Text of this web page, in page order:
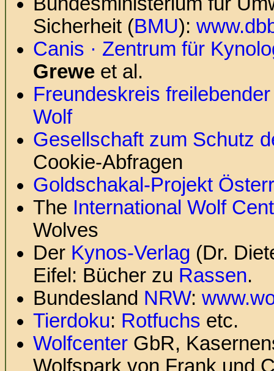
Sicherheit (BMU):
Canis · Zentrum für
Grewe et al.
Freundeskreis
Wolf
Gesellschaft zum Schutz
Cookie-Abfragen
Goldschakal-Projekt
The International Wolf
Wolves
Der Kynos-Verlag (Dr.
Eifel: Bücher zu Rassen.
Bundesland NRW:
Tierdoku: Rotfuchs etc.
Wolfcenter GbR,
Wolfspark von Frank und